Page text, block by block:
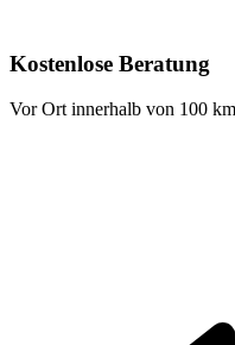
Kostenlose Beratung
Vor Ort innerhalb von 100